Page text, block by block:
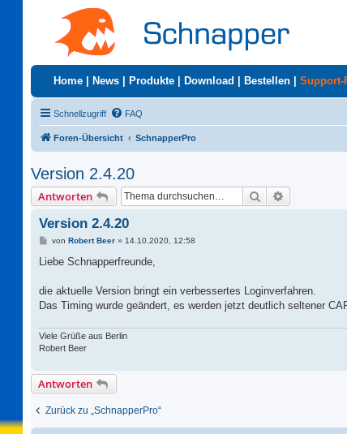
Home News Produkte Download Bestellen Support-
Schnellzugriff FAQ
Foren-Übersicht SchnapperPro
Version 2.4.20
Antworten Suche
Version 2.4.20
B
i
a
von Robert Beer» 14.10.2020, 12:58
Liebe Schnapperfreunde,
die aktuelle Version bringt ein verbessertes Loginverfahren.
Das Timing wurde geändert, es werden jetzt deutlich seltener
Viele Grüße aus Berlin
Robert Beer
Antworten
Zurück zu „SchnapperPro“